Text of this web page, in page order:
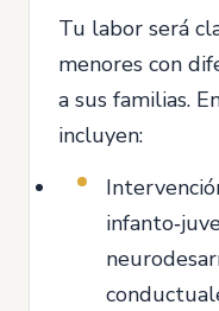
Tu labor será
menores con
a sus familias.
incluyen: